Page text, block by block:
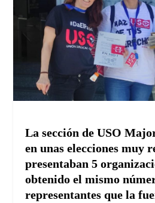
La sección de USO
en unas elecciones muy
presentaban 5
obtenido el mismo
representantes que la